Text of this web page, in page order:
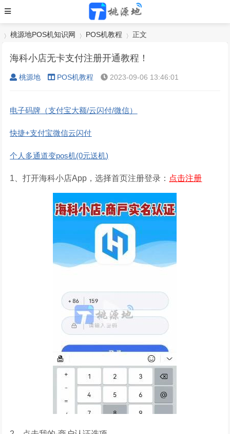
桃源地POS机知识网
›
POS机教程
›
正文
海科小店无卡支付注册开通教程！
桃源地 POS机教程 2023-09-06 13:46:01
电子码牌（支付宝大额/云闪付/微信）
快捷+支付宝微信云闪付
个人多通道变pos机(0元送机)
1、打开海科小店App，选择首页注册登录： 点击注册